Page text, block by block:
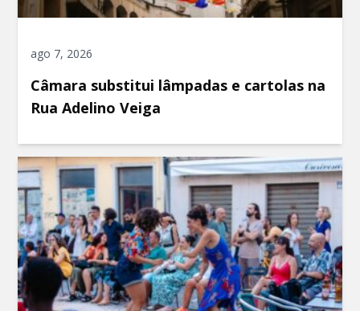
ago 7, 2026
Câmara substitui lâmpadas e cartolas na
Rua Adelino Veiga